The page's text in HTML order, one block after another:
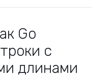
Go
с
длинами